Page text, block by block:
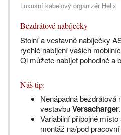
Luxusní kabelový organizér Helix
Bezdrátové nabíječky
Stolní a vestavné nabíječky
rychlé nabíjení vašich
Qi můžete nabíjet pohodlně a
Náš tip:
Nenápadná bezdrátová
vestavbuVersacharger.
Variabilní přípojné
montáž na/pod